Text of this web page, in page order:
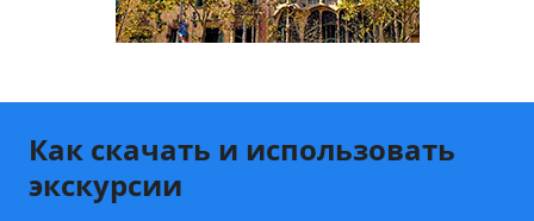
Как скачать и использовать
экскурсии